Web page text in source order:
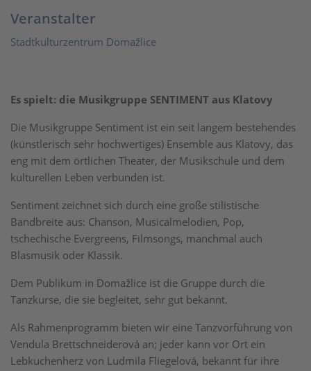
Es spielt: die Musikgruppe SENTIMENT aus Klatovy
Die Musikgruppe Sentiment ist ein seit langem bestehendes
(künstlerisch sehr hochwertiges) Ensemble aus Klatovy, das
eng mit dem örtlichen Theater, der Musikschule und dem
kulturellen Leben verbunden ist.
Sentiment zeichnet sich durch eine große stilistische
Bandbreite aus: Chanson, Musicalmelodien, Pop,
tschechische Evergreens, Filmsongs, manchmal auch
Blasmusik oder Klassik.
Dem Publikum in Domažlice ist die Gruppe durch die
Tanzkurse, die sie begleitet, sehr gut bekannt.
Als Rahmenprogramm bieten wir eine Tanzvorführung von
Vendula Brettschneiderová an; jeder kann vor Ort ein
Lebkuchenherz von Ludmila Fliegelová, bekannt für ihre
Veranstalter
Stadtkulturzentrum Domažlice